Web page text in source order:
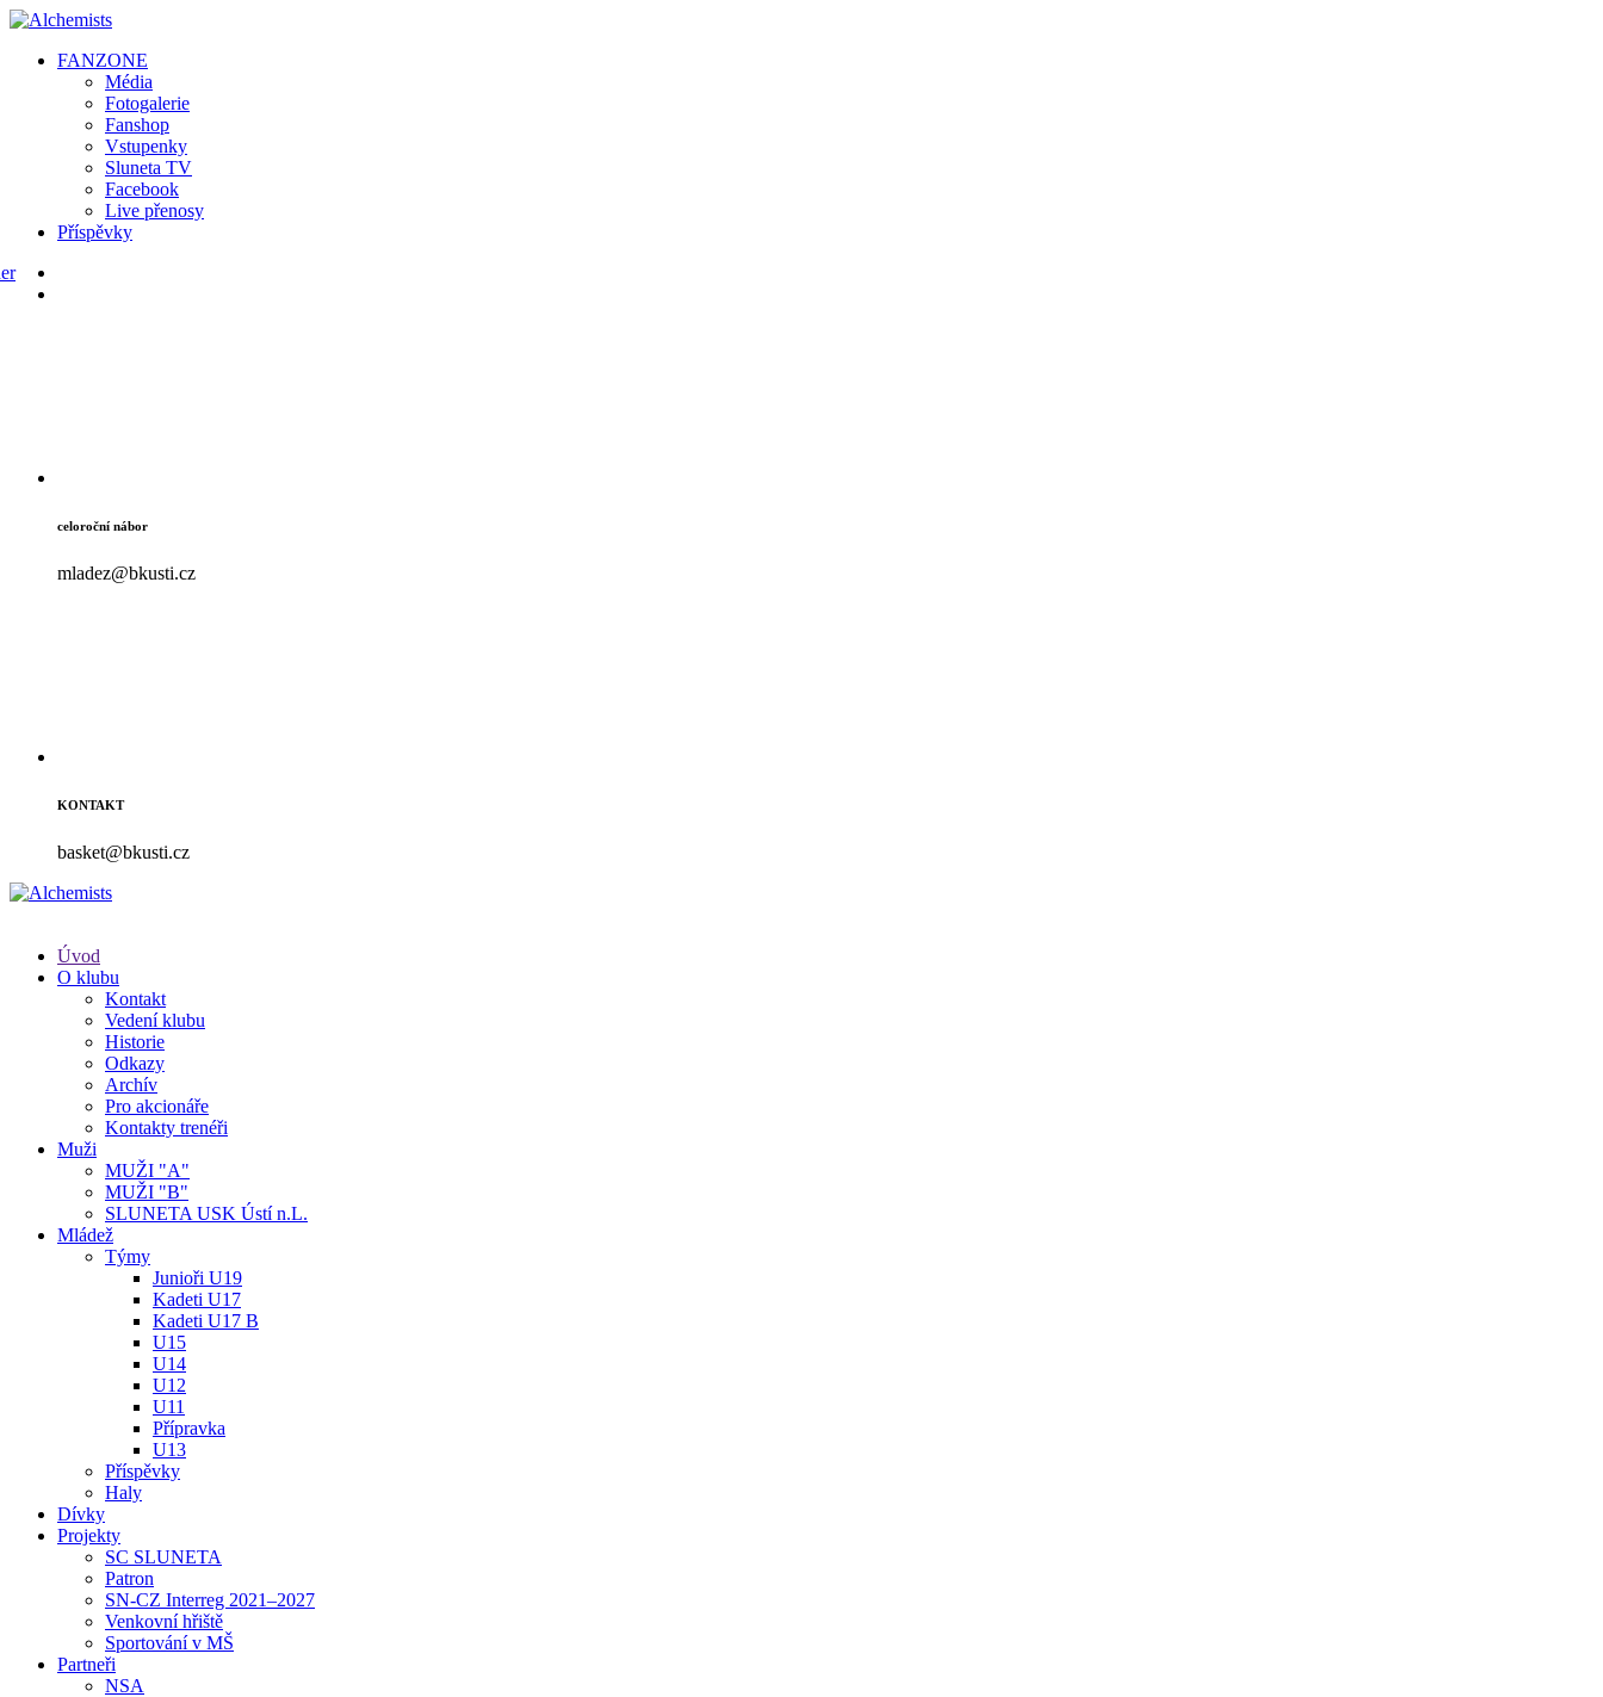
FANZONE
Média
Fotogalerie
Fanshop
Vstupenky
Sluneta TV
Facebook
Live přenosy
Příspěvky
celoroční nábor
mladez@bkusti.cz
KONTAKT
basket@bkusti.cz
Úvod
O klubu
Kontakt
Vedení klubu
Historie
Odkazy
Archív
Pro akcionáře
Kontakty trenéři
Muži
MUŽI "A"
MUŽI "B"
SLUNETA USK Ústí n.L.
Mládež
Týmy
Junioři U19
Kadeti U17
Kadeti U17 B
U15
U14
U12
U11
Přípravka
U13
Příspěvky
Haly
Dívky
Projekty
SC SLUNETA
Patron
SN-CZ Interreg 2021–2027
Venkovní hřiště
Sportování v MŠ
Partneři
NSA